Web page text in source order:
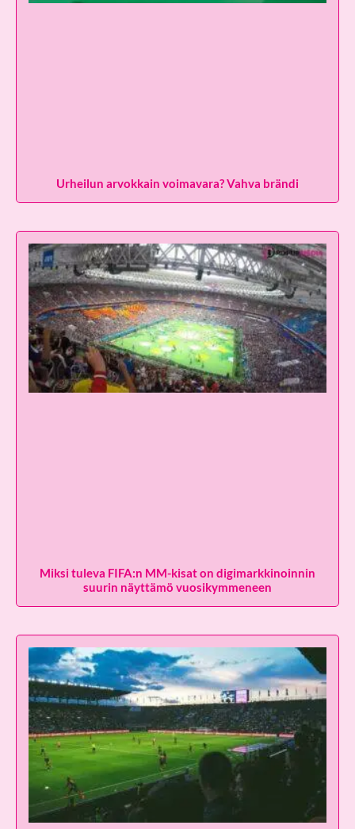
Urheilun arvokkain voimavara? Vahva brändi
Miksi tuleva FIFA:n MM-kisat on digimarkkinoinnin
suurin näyttämö vuosikymmeneen